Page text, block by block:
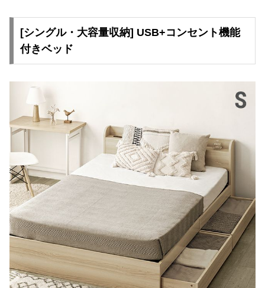
[シングル・大容量収納] USB+コンセント機能
付きベッド